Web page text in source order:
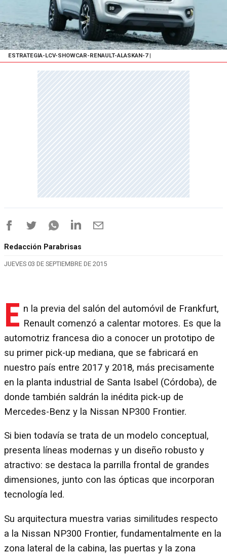
ESTRATEGIA-LCV-SHOWCAR-RENAULT-ALASKAN-7|
Redacción Parabrisas
JUEVES 03 DE SEPTIEMBRE DE 2015
E n la previa del salón del automóvil de Frankfurt,
Renault comenzó a calentar motores. Es que la
automotriz francesa dio a conocer un prototipo de
su primer pick-up mediana, que se fabricará en
nuestro país entre 2017 y 2018, más precisamente
en la planta industrial de Santa Isabel (Córdoba), de
donde también saldrán la inédita pick-up de
Mercedes-Benz y la Nissan NP300 Frontier.
Si bien todavía se trata de un modelo conceptual,
presenta líneas modernas y un diseño robusto y
atractivo: se destaca la parrilla frontal de grandes
dimensiones, junto con las ópticas que incorporan
tecnología led.
Su arquitectura muestra varias similitudes respecto
a la Nissan NP300 Frontier, fundamentalmente en la
zona lateral de la cabina, las puertas y la zona